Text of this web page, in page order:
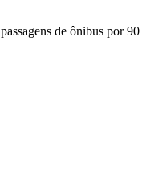
de ônibus por 90